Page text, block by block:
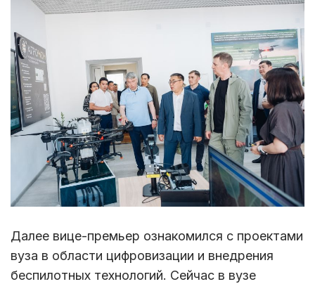
Далее вице-премьер ознакомился с проектами
вуза в области цифровизации и внедрения
беспилотных технологий. Сейчас в вузе